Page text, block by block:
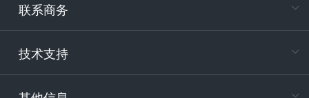
联系商务
技术支持
电
400-